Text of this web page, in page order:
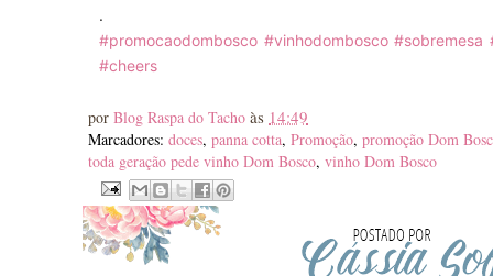
.
#promocaodombosco #vinhodombosco #sobremesa
#cheers
por Blog Raspa do Tacho às 14:49
Marcadores: doces, panna cotta, Promoção, promoção Dom
toda geração pede vinho Dom Bosco, vinho Dom Bosco